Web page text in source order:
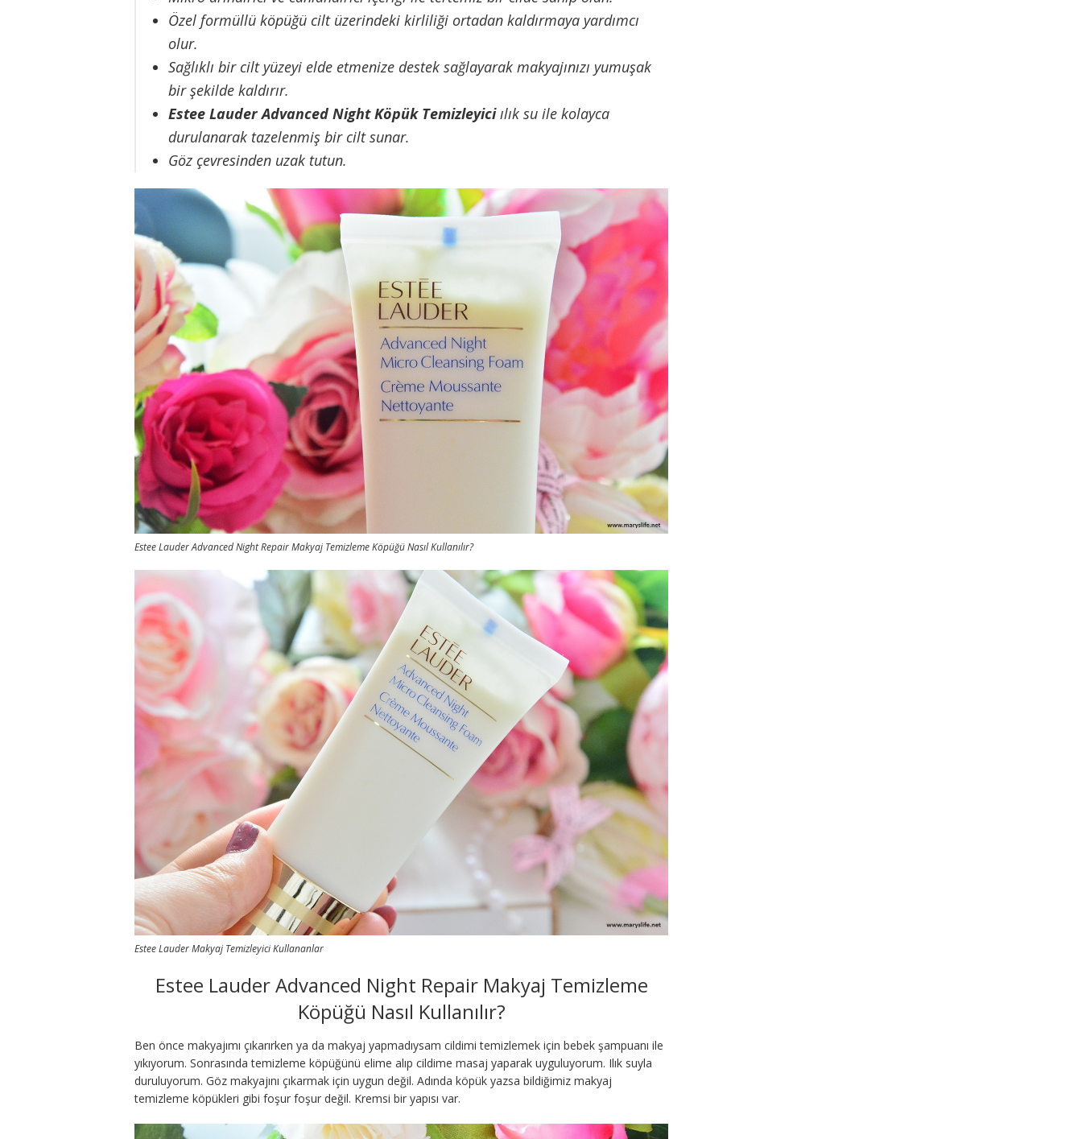
Özel formüllü köpüğü cilt üzerindeki kirliliği ortadan kaldırmaya yardımcı
olur.
Sağlıklı bir cilt yüzeyi elde etmenize destek sağlayarak makyajınızı yumuşak
bir şekilde kaldırır.
Estee Lauder Advanced Night Köpük Temizleyiciılık su ile kolayca
durulanarak tazelenmiş bir cilt sunar.
Göz çevresinden uzak tutun.
Estee Lauder Advanced Night Repair Makyaj Temizleme Köpüğü Nasıl Kullanılır?
Estee Lauder Makyaj Temizleyici Kullananlar
Estee Lauder Advanced Night Repair Makyaj Temizleme
Köpüğü Nasıl Kullanılır?
Ben önce makyajımı çıkarırken ya da makyaj yapmadıysam cildimi temizlemek için bebek şampuanı ile
yıkıyorum. Sonrasında temizleme köpüğünü elime alıp cildime masaj yaparak uyguluyorum. Ilık suyla
duruluyorum. Göz makyajını çıkarmak için uygun değil. Adında köpük yazsa bildiğimiz makyaj
temizleme köpükleri gibi foşur foşur değil. Kremsi bir yapısı var.